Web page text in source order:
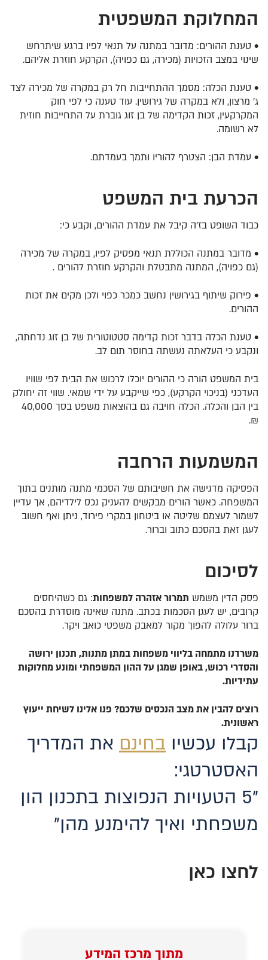
המחלוקת המשפטית
• טענת ההורים: מדובר במתנה על תנאי לפיו ברגע שיתרחש
שינוי במצב הזכויות (מכירה, גם כפויה), הקרקע חוזרת אליהם.
• טענת הכלה: מסמך ההתחייבות חל רק במקרה של מכירה לצד
ג’ מרצון, ולא במקרה של גירושין. עוד טענה כי לפי חוק
המקרקעין, זכות הקדימה של בן זוג גוברת על התחייבות חוזית
לא רשומה.
• עמדת הבן: הצטרף להוריו ותמך בעמדתם.
הכרעת בית המשפט
כבוד השופט בז’ה קיבל את עמדת ההורים, וקבע כי:
• מדובר במתנה הכוללת תנאי מפסיק לפיו, במקרה של מכירה
(גם כפויה), המתנה מתבטלת והקרקע חוזרת להורים .
• פירוק שיתוף בגירושין נחשב כמכר כפוי ולכן מקים את זכות
ההורים.
• טענת הכלה בדבר זכות קדימה סטטוטורית של בן זוג נדחתה,
ונקבע כי העלאתה נעשתה בחוסר תום לב.
בית המשפט הורה כי ההורים יוכלו לרכוש את הבית לפי שוויו
העדכני (בניכוי הקרקע), כפי שייקבע על ידי שמאי. שווי זה יחולק
בין הבן והכלה. הכלה חויבה גם בהוצאות משפט בסך 40,000
₪.
המשמעות הרחבה
הפסיקה מדגישה את חשיבותם של הסכמי מתנה מותנים בתוך
המשפחה. כאשר הורים מבקשים להעניק נכס לילדיהם, אך עדיין
לשמור לעצמם שליטה או ביטחון במקרי פירוד, ניתן ואף חשוב
לעגן זאת בהסכם כתוב וברור.
לסיכום
פסק הדין משמש תמרור אזהרה למשפחות: גם כשהיחסים
קרובים, יש לעגן הסכמות בכתב. מתנה שאינה מוסדרת בהסכם
ברור עלולה להפוך מקור למאבק משפטי כואב ויקר.
משרדנו מתמחה בליווי משפחות במתן מתנות, תכנון ירושה
והסדרי רכוש, באופן שמגן על ההון המשפחתי ומונע מחלוקות
עתידיות.
רוצים להבין את מצב הנכסים שלכם? פנו אלינו לשיחת ייעוץ
ראשונית.
קבלו עכשיו בחינם את המדריך
האסטרטגי:
"5 הטעויות הנפוצות בתכנון הון
משפחתי ואיך להימנע מהן"
לחצו כאן
מתוך מרכז המידע